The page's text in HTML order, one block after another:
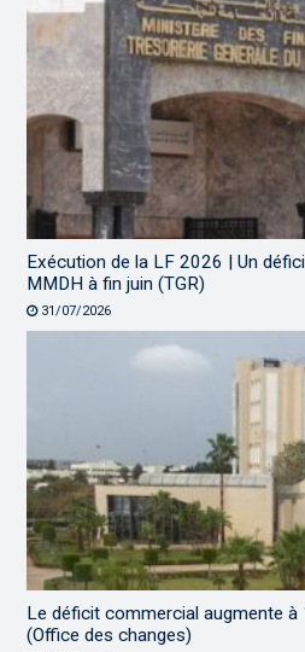
Exécution de la LF 2026 | Un
MMDH à fin juin (TGR)
31/07/2026
Le déficit commercial augmente
(Office des changes)